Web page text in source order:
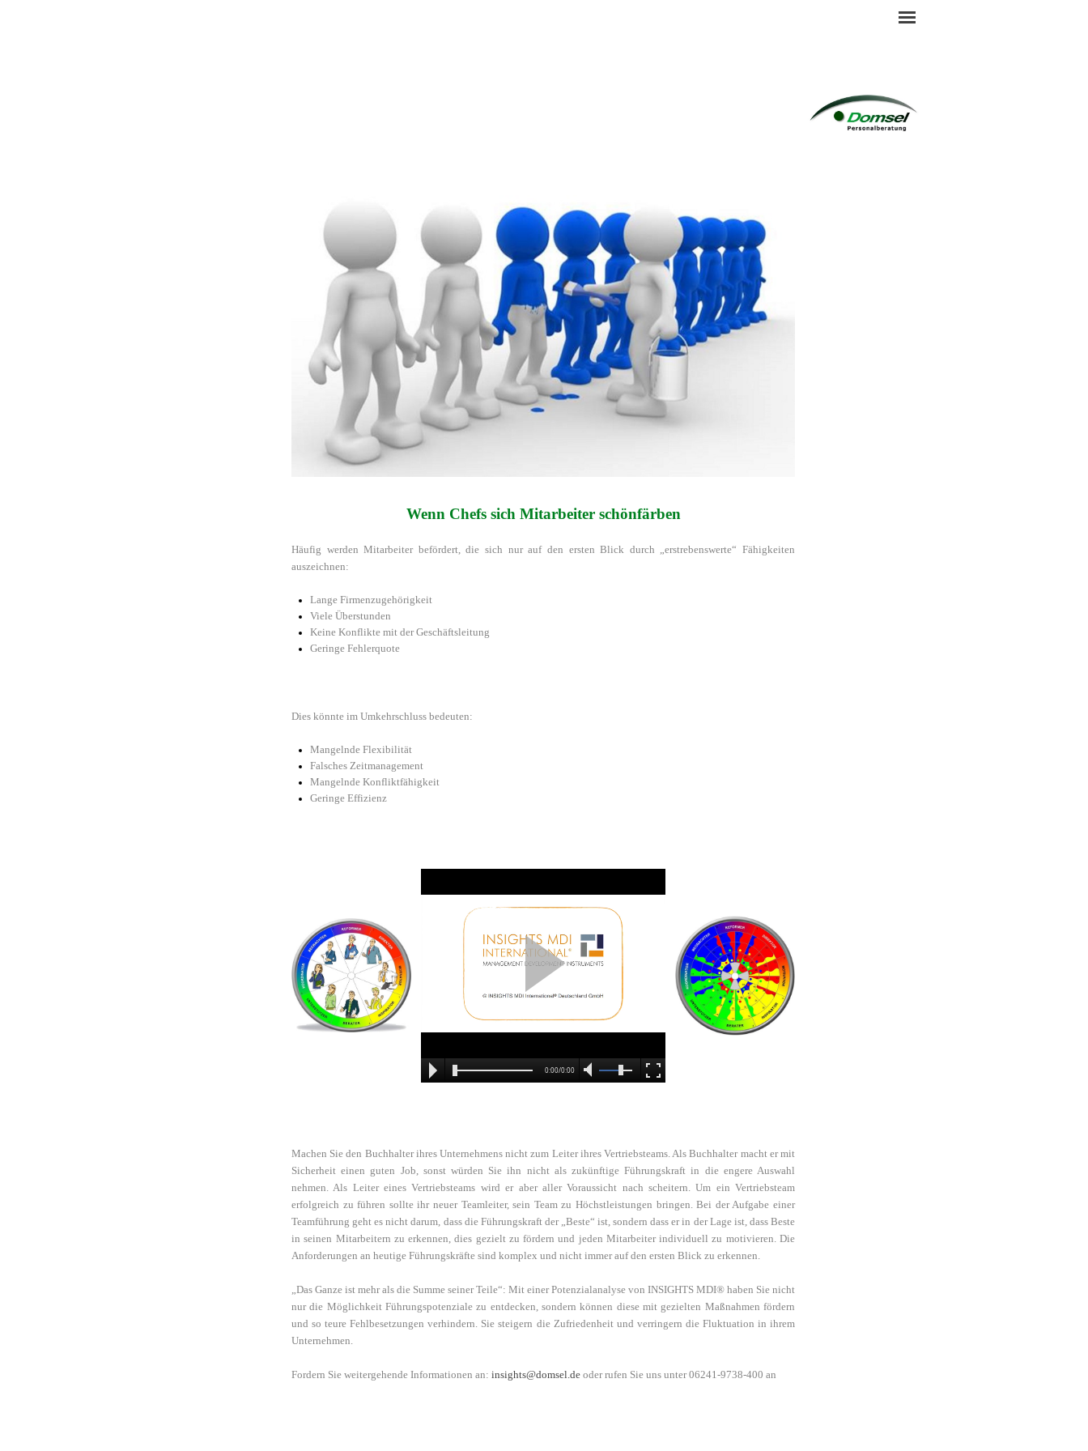
Wenn Chefs sich Mitarbeiter schönfärben
Häufig werden Mitarbeiter befördert, die sich nur auf den ersten Blick durch „erstrebenswerte“ Fähigkeiten
auszeichnen:
Lange Firmenzugehörigkeit
Viele Überstunden
Keine Konflikte mit der Geschäftsleitung
Geringe Fehlerquote
Dies könnte im Umkehrschluss bedeuten:
Mangelnde Flexibilität
Falsches Zeitmanagement
Mangelnde Konfliktfähigkeit
Geringe Effizienz
0:00/0:00
Machen Sie den Buchhalter ihres Unternehmens nicht zum Leiter ihres Vertriebsteams. Als Buchhalter macht er mit
Sicherheit einen guten Job, sonst würden Sie ihn nicht als zukünftige Führungskraft in die engere Auswahl
nehmen. Als Leiter eines Vertriebsteams wird er aber aller Voraussicht nach scheitern. Um ein Vertriebsteam
erfolgreich zu führen sollte ihr neuer Teamleiter, sein Team zu Höchstleistungen bringen. Bei der Aufgabe einer
Teamführung geht es nicht darum, dass die Führungskraft der „Beste“ ist, sondern dass er in der Lage ist, dass Beste
in seinen Mitarbeitern zu erkennen, dies gezielt zu fördern und jeden Mitarbeiter individuell zu motivieren. Die
Anforderungen an heutige Führungskräfte sind komplex und nicht immer auf den ersten Blick zu erkennen.
„Das Ganze ist mehr als die Summe seiner Teile“: Mit einer Potenzialanalyse von INSIGHTS MDI® haben Sie nicht
nur die Möglichkeit Führungspotenziale zu entdecken, sondern können diese mit gezielten Maßnahmen fördern
und so teure Fehlbesetzungen verhindern. Sie steigern die Zufriedenheit und verringern die Fluktuation in ihrem
Unternehmen.
Fordern Sie weitergehende Informationen an: insights@domsel.de oder rufen Sie uns unter 06241-9738-400 an